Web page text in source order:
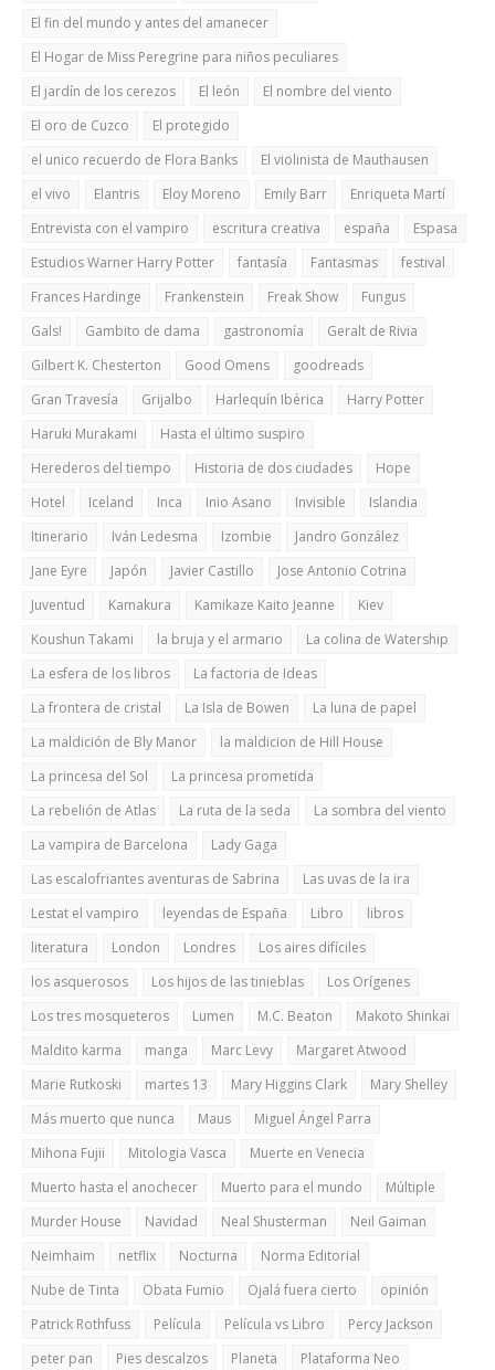
El fin del mundo y antes del amanecer
El Hogar de Miss Peregrine para niños peculiares
El jardín de los cerezos
El león
El nombre del viento
El oro de Cuzco
El protegido
el unico recuerdo de Flora Banks
El violinista de Mauthausen
el vivo
Elantris Eloy Moreno Emily Barr
Enriqueta Martí
Entrevista con el vampiro
escritura creativa españa
Espasa
Estudios Warner Harry Potter
fantasía Fantasmas
festival
Frances Hardinge
Frankenstein Freak Show
Fungus
Gals!
Gambito de dama gastronomía
Geralt de Rivia
Gilbert K. Chesterton
Good Omens
goodreads
Gran Travesía
Grijalbo Harlequín Ibérica
Harry Potter
Haruki Murakami
Hasta el último suspiro
Herederos del tiempo
Historia de dos ciudades
Hope
Hotel
Iceland Inca Inio Asano Invisible
Islandia
Itinerario
Iván Ledesma Izombie
Jandro González
Jane Eyre
Japón Javier Castillo
Jose Antonio Cotrina
Juventud
Kamakura Kamikaze Kaito Jeanne
Kiev
Koushun Takami
la bruja y el armario
La colina de Watership
La esfera de los libros
La factoria de Ideas
La frontera de cristal
La Isla de Bowen
La luna de papel
La maldición de Bly Manor
la maldicion de Hill House
La princesa del Sol
La princesa prometida
La rebelión de Atlas
La ruta de la seda
La sombra del viento
La vampira de Barcelona
Lady Gaga
Las escalofriantes aventuras de Sabrina
Las uvas de la ira
Lestat el vampiro
leyendas de España Libro
libros
literatura
London Londres
Los aires difíciles
los asquerosos
Los hijos de las tinieblas
Los Orígenes
Los tres mosqueteros
Lumen M.C. Beaton
Makoto Shinkai
Maldito karma
manga Marc Levy
Margaret Atwood
Marie Rutkoski
martes 13 Mary Higgins Clark
Mary Shelley
Más muerto que nunca
Maus
Miguel Ángel Parra
Mihona Fujii
Mitologia Vasca
Muerte en Venecia
Muerto hasta el anochecer
Muerto para el mundo
Múltiple
Murder House
Navidad Neal Shusterman
Neil Gaiman
Neimhaim
netflix Nocturna
Norma Editorial
Nube de Tinta
Obata Fumio Ojalá fuera cierto
opinión
Patrick Rothfuss
Película Película vs Libro
Percy Jackson
peter pan
Pies descalzos Planeta
Plataforma Neo